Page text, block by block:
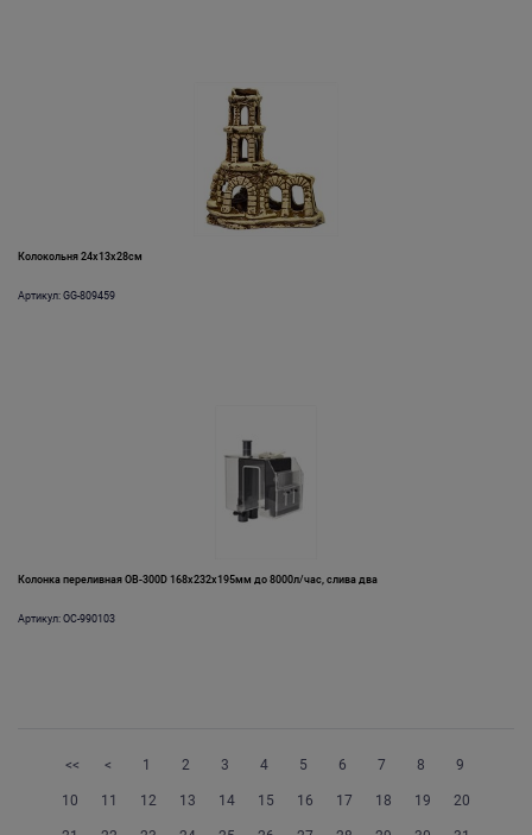
Колокольня 24x13x28см
Артикул: GG-809459
Колонка переливная OB-300D 168х232х195мм до 8000л/час, слива два
Артикул: OC-990103
<< < 1 2 3 4 5 6 7 8 9
10 11 12 13 14 15 16 17 18 19 20